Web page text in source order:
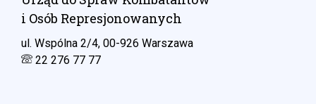
i Osób Represjonowanych
ul. Wspólna 2/4, 00-926 Warszawa
22 276 77 77